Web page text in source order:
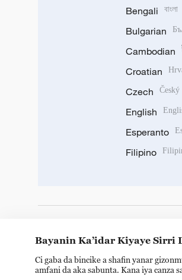
Bengali বাংলা
Bulgarian
Cambodian
Croatian
Czech Český
English
Esperanto
Filipino
Bayanin Ka’idar Kiyaye Sirri
Ci gaba da bincike a shafin yanar
amfani da aka sabunta. Kana iya canza